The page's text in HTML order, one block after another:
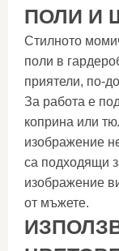
ПОЛИ И
Стилното
поли в
приятели, по-
За работа е
коприна или
изображение
са подходящи
изображение
от мъжете.